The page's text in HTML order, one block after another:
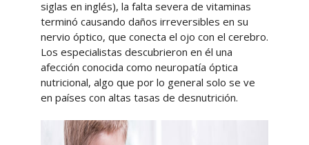
siglas en inglés), la falta severa de vitaminas
terminó causando daños irreversibles en su
nervio óptico, que conecta el ojo con el cerebro.
Los especialistas descubrieron en él una
afección conocida como neuropatía óptica
nutricional, algo que por lo general solo se ve
en países con altas tasas de desnutrición.